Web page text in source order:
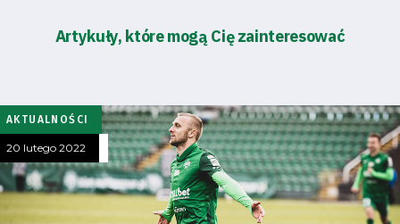
Artykuły, które mogą Cię zainteresować
AKTUALNOŚCI
20 lutego 2022